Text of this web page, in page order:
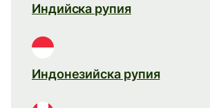
Индийска рупия
Индонезийска рупия